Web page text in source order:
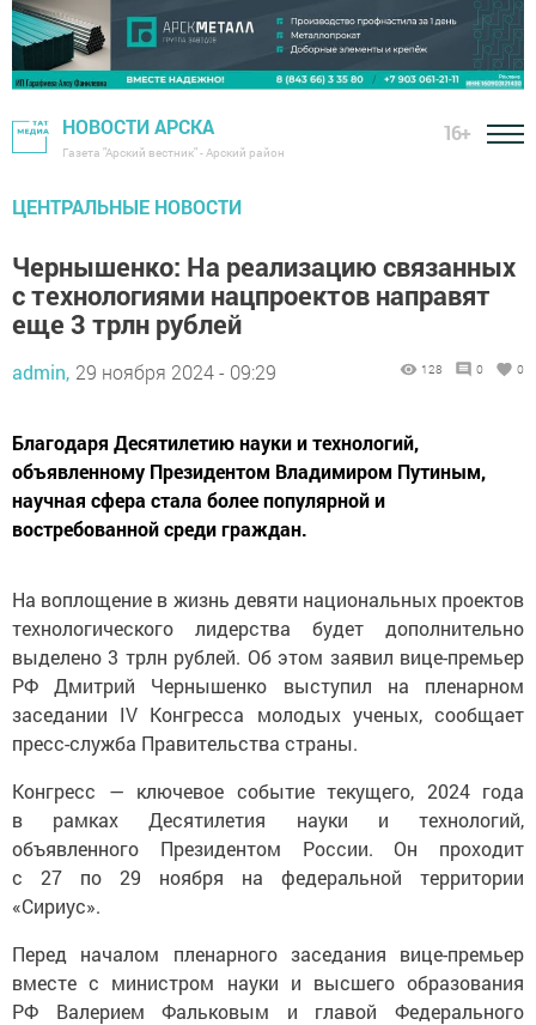
НОВОСТИ АРСКА
Газета "Арский вестник" - Арский район
16+
ЦЕНТРАЛЬНЫЕ НОВОСТИ
Чернышенко: На реализацию связанных
с технологиями нацпроектов направят
еще 3 трлн рублей
admin, 29 ноября 2024 - 09:29 128 0 0
Благодаря Десятилетию науки и технологий,
объявленному Президентом Владимиром Путиным,
научная сфера стала более популярной и
востребованной среди граждан.
На воплощение в жизнь девяти национальных проектов
технологического лидерства будет дополнительно
выделено 3 трлн рублей. Об этом заявил вице-премьер
РФ Дмитрий Чернышенко выступил на пленарном
заседании IV Конгресса молодых ученых, сообщает
пресс-служба Правительства страны.
Конгресс — ключевое событие текущего, 2024 года
в рамках Десятилетия науки и технологий,
объявленного Президентом России. Он проходит
с 27 по 29 ноября на федеральной территории
«Сириус».
Перед началом пленарного заседания вице-премьер
вместе с министром науки и высшего образования
РФ Валерием Фальковым и главой Федерального